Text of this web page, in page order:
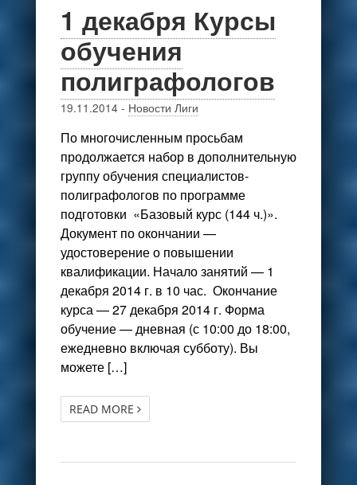
1 декабря Курсы
обучения
полиграфологов
19.11.2014 - Новости Лиги
По многочисленным просьбам
продолжается набор в дополнительную
группу обучения специалистов-
полиграфологов по программе
подготовки «Базовый курс (144 ч.)».
Документ по окончании —
удостоверение о повышении
квалификации. Начало занятий — 1
декабря 2014 г. в 10 час. Окончание
курса — 27 декабря 2014 г. Форма
обучение — дневная (с 10:00 до 18:00,
ежедневно включая субботу). Вы
можете […]
READ MORE